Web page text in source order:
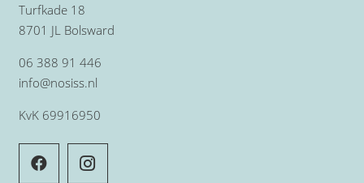
Turfkade 18
8701 JL Bolsward
06 388 91 446
info@nosiss.nl
KvK 69916950